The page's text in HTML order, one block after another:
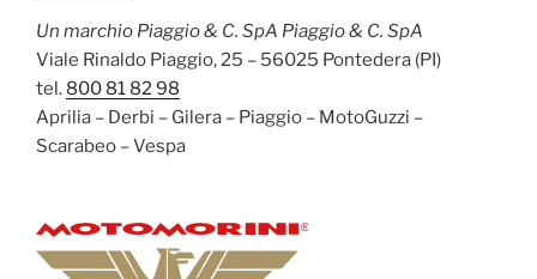
Un marchio Piaggio & C. SpA Piaggio & C. SpA
Viale Rinaldo Piaggio, 25 – 56025 Pontedera (PI)
tel. 800 81 82 98
Aprilia – Derbi – Gilera – Piaggio – MotoGuzzi –
Scarabeo – Vespa